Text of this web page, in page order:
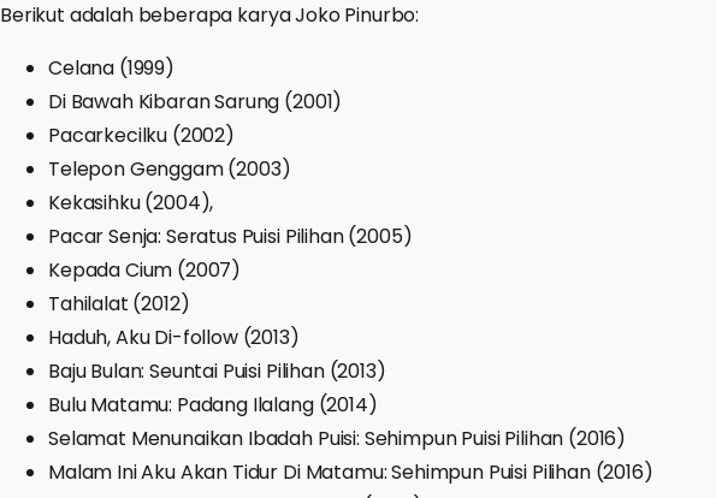
Berikut adalah beberapa karya Joko Pinurbo:
Celana (1999)
Di Bawah Kibaran Sarung (2001)
Pacarkecilku (2002)
Telepon Genggam (2003)
Kekasihku (2004),
Pacar Senja: Seratus Puisi Pilihan (2005)
Kepada Cium (2007)
Tahilalat (2012)
Haduh, Aku Di-follow (2013)
Baju Bulan: Seuntai Puisi Pilihan (2013)
Bulu Matamu: Padang Ilalang (2014)
Selamat Menunaikan Ibadah Puisi: Sehimpun Puisi Pilihan (2016)
Malam Ini Aku Akan Tidur Di Matamu: Sehimpun Puisi Pilihan (2016)